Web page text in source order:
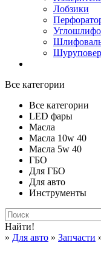
Лобзики
Все категории
Все категории
LED фары
Масла
Масла 10w 40
Масла 5w 40
ГБО
Для ГБО
Для авто
Инструменты
Найти!
» Для авто » Запчасти